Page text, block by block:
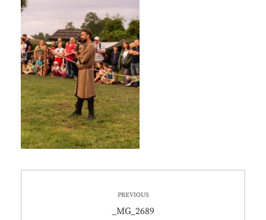
PREVIOUS
Previous
_MG_2689